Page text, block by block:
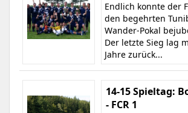
Endlich konnte der
den begehrten
Wander-Pokal
Der letzte Sieg lag
Jahre zurück...
14-15 Spieltag:
- FCR 1